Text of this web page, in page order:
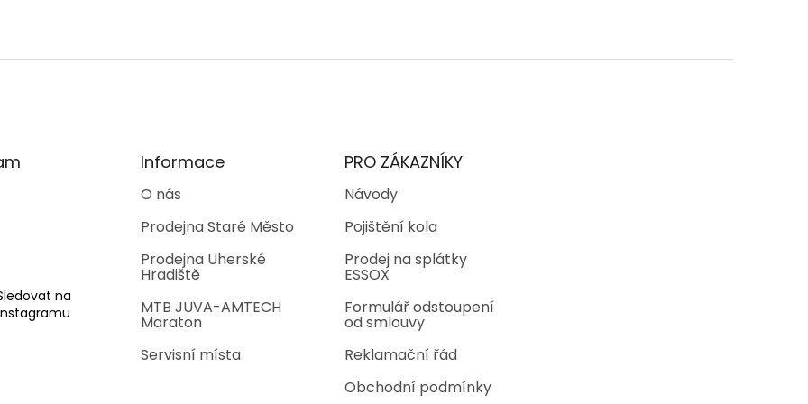
na
Informace
O nás
Prodejna Staré Město
Prodejna Uherské
Hradiště
MTB JUVA-AMTECH
Maraton
Servisní místa
PRO ZÁKAZNÍKY
Návody
Pojištění kola
Prodej na splátky
ESSOX
Formulář odstoupení
od smlouvy
Reklamační řád
Obchodní podmínky